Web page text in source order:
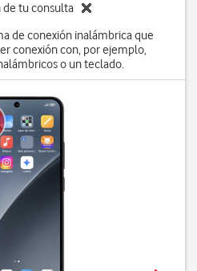
de tu consulta
de conexión inalámbrica que
conexión con, por ejemplo,
o un teclado.